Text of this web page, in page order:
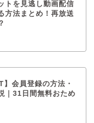
トを見逃し動画配信
方法まとめ！再放送
】会員登録の方法・
｜31日間無料おため